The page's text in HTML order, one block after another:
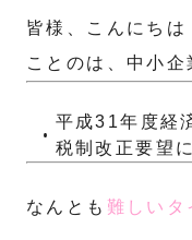
皆様、こんにちは
ことのは、中小企
平成31年度経
税制改正要望
なんとも 難しいタ